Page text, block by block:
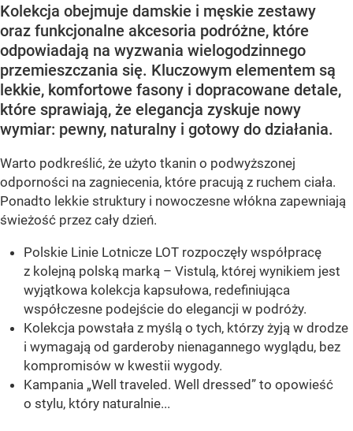
Kolekcja obejmuje damskie i męskie zestawy
oraz funkcjonalne akcesoria podróżne, które
odpowiadają na wyzwania wielogodzinnego
przemieszczania się. Kluczowym elementem są
lekkie, komfortowe fasony i dopracowane detale,
które sprawiają, że elegancja zyskuje nowy
wymiar: pewny, naturalny i gotowy do działania.
Warto podkreślić, że użyto tkanin o podwyższonej
odporności na zagniecenia, które pracują z ruchem ciała.
Ponadto lekkie struktury i nowoczesne włókna zapewniają
świeżość przez cały dzień.
Polskie Linie Lotnicze LOT rozpoczęły współpracę
z kolejną polską marką – Vistulą, której wynikiem jest
wyjątkowa kolekcja kapsułowa, redefiniująca
współczesne podejście do elegancji w podróży.
Kolekcja powstała z myślą o tych, którzy żyją w drodze
i wymagają od garderoby nienagannego wyglądu, bez
kompromisów w kwestii wygody.
Kampania „Well traveled. Well dressed” to opowieść
o stylu, który naturalnie...